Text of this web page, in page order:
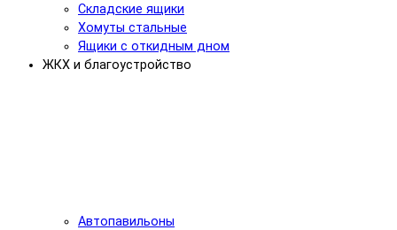
Складские ящики
Хомуты стальные
Ящики с откидным дном
ЖКХ и благоустройство
Автопавильоны